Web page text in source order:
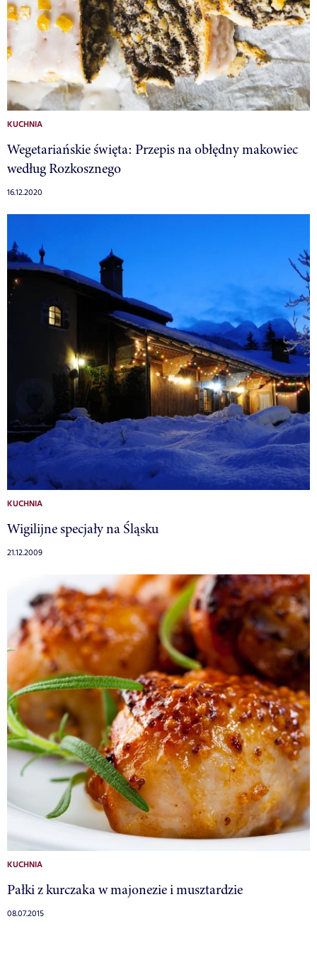
KUCHNIA
Wegetariańskie święta: Przepis na obłędny makowiec
według Rozkosznego
16.12.2020
KUCHNIA
Wigilijne specjały na Śląsku
21.12.2009
KUCHNIA
Pałki z kurczaka w majonezie i musztardzie
08.07.2015